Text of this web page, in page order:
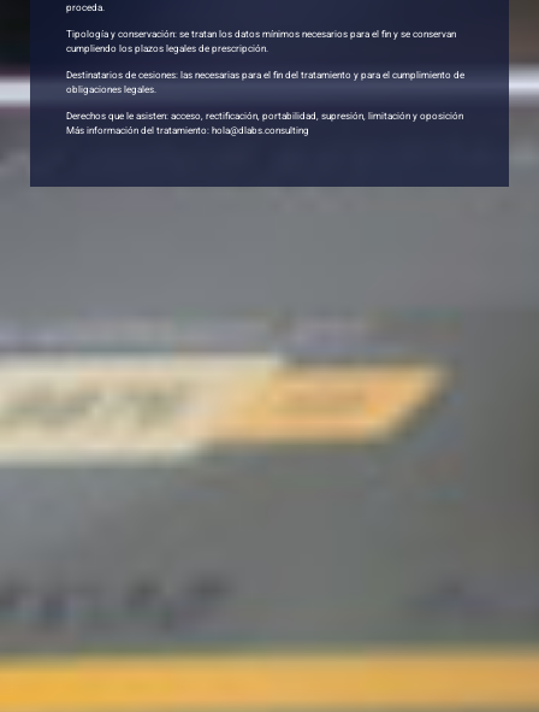
proceda.
Tipología y conservación: se tratan los datos mínimos necesarios para el fin y se conservan
cumpliendo los plazos legales de prescripción.
Destinatarios de cesiones: las necesarias para el fin del tratamiento y para el cumplimiento de
obligaciones legales.
Derechos que le asisten: acceso, rectificación, portabilidad, supresión, limitación y oposición
Más información del tratamiento: hola@dlabs.consulting